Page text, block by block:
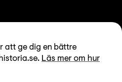
att ge dig en bättre
Läs mer om hur